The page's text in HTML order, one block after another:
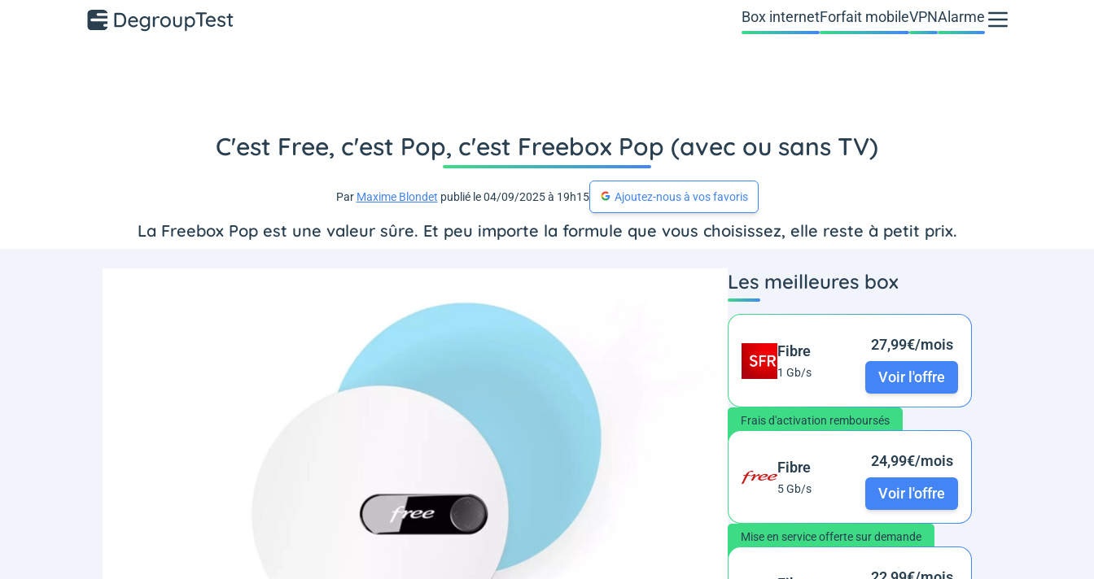
Box internetForfait mobileVPNAlarme
C'est Free, c'est Pop, c'est Freebox Pop (avec ou sans TV)
Par Maxime Blondet publié le 04/09/2025 à 19h15 Ajoutez-nous à vos favoris
La Freebox Pop est une valeur sûre. Et peu importe la formule que vous choisissez, elle reste à petit prix.
Les meilleures box
Fibre
1 Gb/s
27,99€/mois
Voir l'offre
Frais d'activation remboursés
Fibre
5 Gb/s
24,99€/mois
Voir l'offre
Mise en service offerte sur demande